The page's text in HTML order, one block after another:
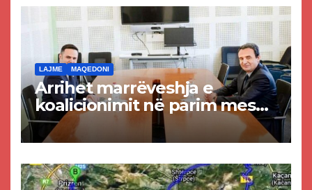
LAJME MAQEDONI
Arrihet marrëveshja e
koalicionimit në parim mes
Kurtit dhe Abdixhikut